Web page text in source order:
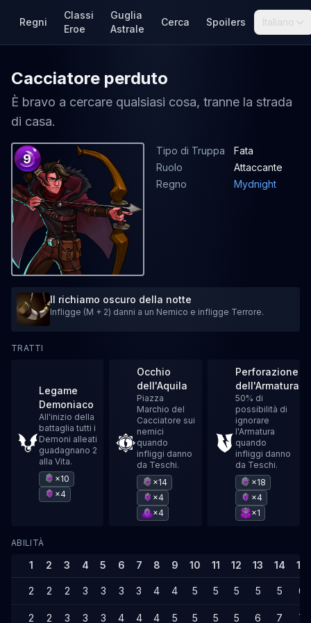
Regni
Classi
Eroe
Guglia
Astrale
Cerca Spoilers Italiano
Cacciatore perduto
È bravo a cercare qualsiasi cosa, tranne la strada
di casa.
9
Tipo di Truppa
Fata
Ruolo
Attaccante
Regno
Mydnight
Il richiamo oscuro della notte
Infligge (M + 2) danni a un Nemico e infligge Terrore.
TRATTI
Legame
Demoniaco
All'inizio della
battaglia tutti i
Demoni alleati
guadagnano 2
alla Vita.
×10
×4
Occhio
dell'Aquila
Piazza
Marchio del
Cacciatore sui
nemici
quando
infliggi danno
da Teschi.
×14
×4
×4
Perforazione
dell'Armatura
50% di
possibilità di
ignorare
l'Armatura
quando
infliggi danno
da Teschi.
×18
×4
×1
ABILITÀ
1 2 3 4 5 6 7 8 9 10 11 12 13 14 15
2 2 2 3 3 3 3 4 4 5 5 5 5 5 6
2 2 3 3 3 4 4 4 5 5 5 5 6 7 7